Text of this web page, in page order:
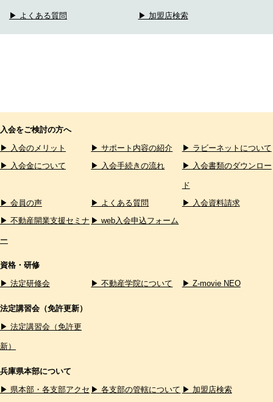
▶ よくある質問 ▶ 加盟店検索
入会をご検討の方へ
▶ 入会のメリット
▶ サポート内容の紹介
▶ ラビーネットについて
▶ 入会金について
▶ 入会手続きの流れ ▶ 入会書類のダウンロー
ド
▶ 会員の声
▶ よくある質問
▶ 入会資料請求
▶ 不動産開業支援セミナ
ー
▶ web入会申込フォーム
資格・研修
▶ 法定研修会
▶ 不動産学院について ▶ Z-movie NEO
法定講習会（免許更新）
▶ 法定講習会（免許更
新）
兵庫県本部について
▶ 県本部・各支部アクセ ▶ 各支部の管轄について ▶ 加盟店検索